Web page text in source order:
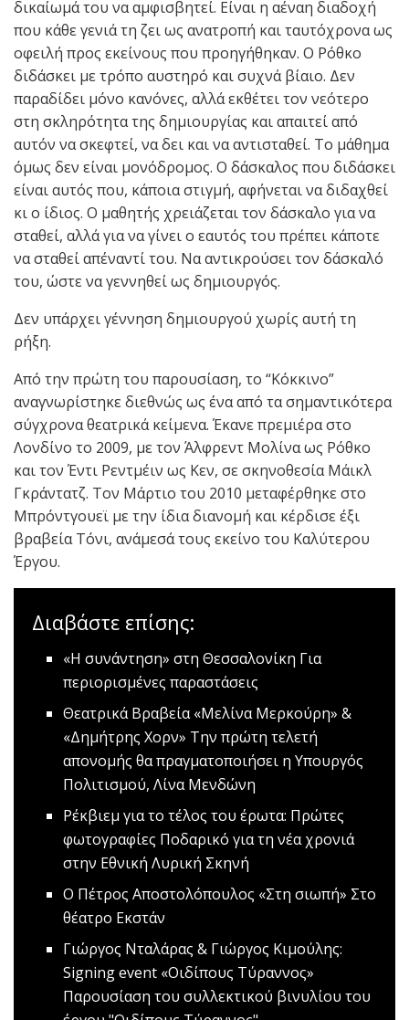
δικαίωμά του να αμφισβητεί. Είναι η αέναη διαδοχή
που κάθε γενιά τη ζει ως ανατροπή και ταυτόχρονα ως
οφειλή προς εκείνους που προηγήθηκαν. Ο Ρόθκο
διδάσκει με τρόπο αυστηρό και συχνά βίαιο. Δεν
παραδίδει μόνο κανόνες, αλλά εκθέτει τον νεότερο
στη σκληρότητα της δημιουργίας και απαιτεί από
αυτόν να σκεφτεί, να δει και να αντισταθεί. Το μάθημα
όμως δεν είναι μονόδρομος. Ο δάσκαλος που διδάσκει
είναι αυτός που, κάποια στιγμή, αφήνεται να διδαχθεί
κι ο ίδιος. Ο μαθητής χρειάζεται τον δάσκαλο για να
σταθεί, αλλά για να γίνει ο εαυτός του πρέπει κάποτε
να σταθεί απέναντί του. Να αντικρούσει τον δάσκαλό
του, ώστε να γεννηθεί ως δημιουργός.
Δεν υπάρχει γέννηση δημιουργού χωρίς αυτή τη
ρήξη.
Από την πρώτη του παρουσίαση, το “Κόκκινο”
αναγνωρίστηκε διεθνώς ως ένα από τα σημαντικότερα
σύγχρονα θεατρικά κείμενα. Έκανε πρεμιέρα στο
Λονδίνο το 2009, με τον Άλφρεντ Μολίνα ως Ρόθκο
και τον Έντι Ρεντμέιν ως Κεν, σε σκηνοθεσία Μάικλ
Γκράντατζ. Τον Μάρτιο του 2010 μεταφέρθηκε στο
Μπρόντγουεϊ με την ίδια διανομή και κέρδισε έξι
βραβεία Τόνι, ανάμεσά τους εκείνο του Καλύτερου
Έργου.
Διαβάστε επίσης:
«Η συνάντηση» στη Θεσσαλονίκη Για
περιορισμένες παραστάσεις
Θεατρικά Βραβεία «Μελίνα Μερκούρη» &
«Δημήτρης Χορν» Την πρώτη τελετή
απονομής θα πραγματοποιήσει η Υπουργός
Πολιτισμού, Λίνα Μενδώνη
Ρέκβιεμ για το τέλος του έρωτα: Πρώτες
φωτογραφίες Ποδαρικό για τη νέα χρονιά
στην Εθνική Λυρική Σκηνή
O Πέτρος Αποστολόπουλος «Στη σιωπή» Στο
θέατρο Εκστάν
Γιώργος Νταλάρας & Γιώργος Κιμούλης:
Signing event «Οιδίπους Τύραννος»
Παρουσίαση του συλλεκτικού βινυλίου του